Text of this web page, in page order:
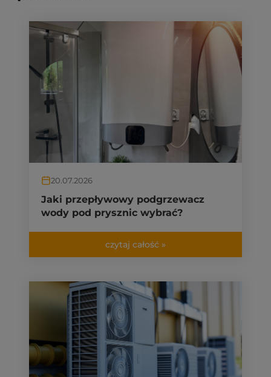
20.07.2026
Jaki przepływowy podgrzewacz
wody pod prysznic wybrać?
czytaj całość »